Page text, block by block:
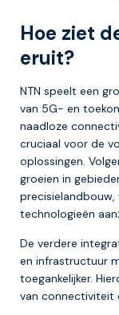
Hoe ziet
eruit?
NTN speelt een
van 5G- en
naadloze
cruciaal voor de
oplossingen.
groeien in
precisielandbouw,
technologieën
De verdere
en infrastructuur
toegankelijker.
van connectiviteit